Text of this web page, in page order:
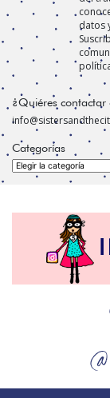
datos
¿Quiéres contactar
Categorías
Categorías